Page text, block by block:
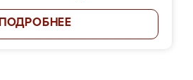
ПОДРОБНЕЕ